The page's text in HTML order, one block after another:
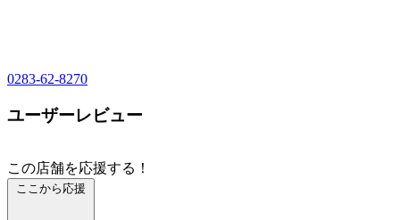
0283-62-8270
ユーザーレビュー
この店舗を応援する！
ここから応援